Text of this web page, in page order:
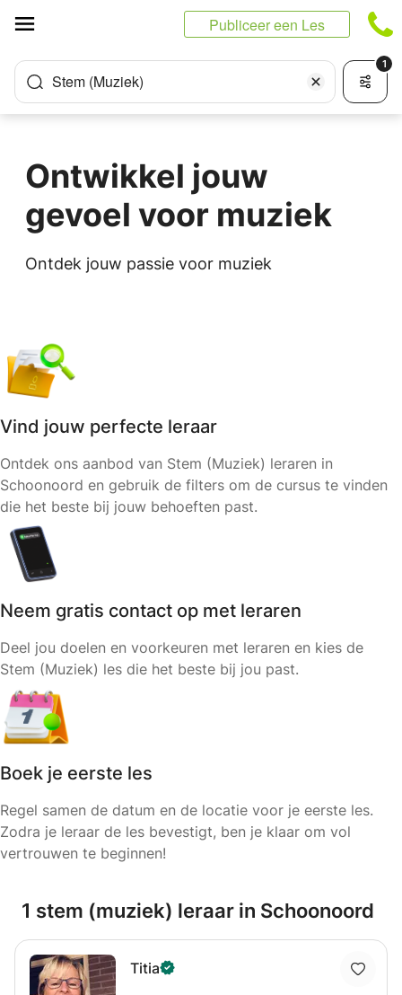
Publiceer een Les
Stem (Muziek)
1
Ontwikkel jouw
gevoel voor muziek
Ontdek jouw passie voor muziek
Vind jouw perfecte leraar
Ontdek ons aanbod van Stem (Muziek) leraren in
Schoonoord en gebruik de filters om de cursus te vinden
die het beste bij jouw behoeften past.
Neem gratis contact op met leraren
Deel jou doelen en voorkeuren met leraren en kies de
Stem (Muziek) les die het beste bij jou past.
Boek je eerste les
Regel samen de datum en de locatie voor je eerste les.
Zodra je leraar de les bevestigt, ben je klaar om vol
vertrouwen te beginnen!
1 stem (muziek) leraar in Schoonoord
Titia